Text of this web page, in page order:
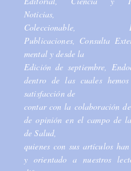
Noticias,
Coleccionable,
Publicaciones, Consulta
mental y desde la
Edición de septiembre,
dentro de las cuales
satisfacción de
contar con la colaboración
de opinión en el campo de
de Salud,
quienes con sus artículos
y orientado a nuestros